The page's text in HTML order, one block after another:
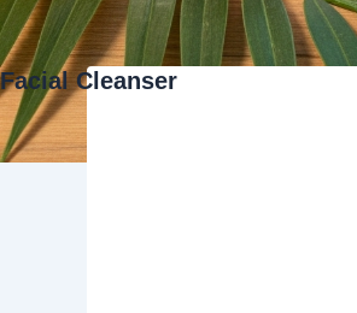
Facial Cleanser